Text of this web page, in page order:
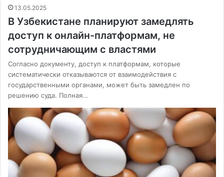
13.05.2025
В Узбекистане планируют замедлять
доступ к онлайн-платформам, не
сотрудничающим с властями
Согласно документу, доступ к платформам, которые
систематически отказываются от взаимодействия с
государственными органами, может быть замедлен по
решению суда. Полная…